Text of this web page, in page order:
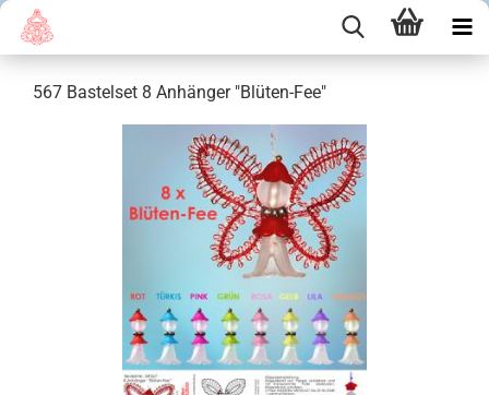
567 Bastelset 8 Anhänger "Blüten-Fee"